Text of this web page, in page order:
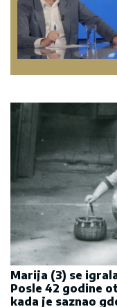
Marija (3) se
Posle 42 godine
kada je saznao